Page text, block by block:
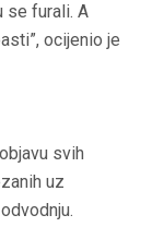
se furali. A
ocijenio je
svih
uz